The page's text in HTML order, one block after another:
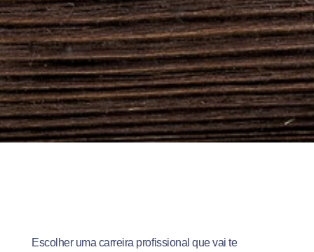
Escolher uma carreira profissional que vai te